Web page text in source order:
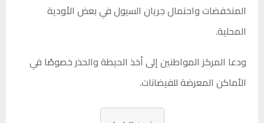
المنخفضات واحتمال جريان السيول في بعض الأودية
المحلية.
ودعا المركز المواطنين إلى أخذ الحيطة والحذر خصوصًا في
الأماكن المعرضة للفيضانات.